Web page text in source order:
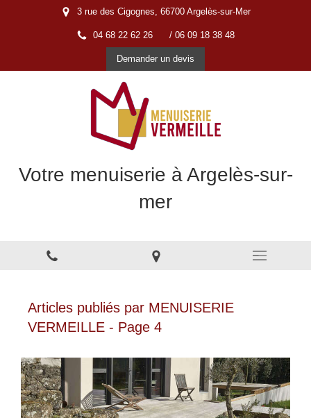
3 rue des Cigognes, 66700 Argelès-sur-Mer
04 68 22 62 26 / 06 09 18 38 48
Demander un devis
Votre menuiserie à Argelès-sur-
mer
Articles publiés par MENUISERIE
VERMEILLE - Page 4